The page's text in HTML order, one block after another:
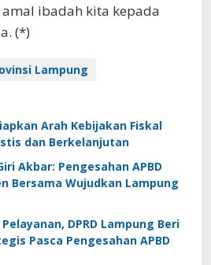
ibadah kita kepada
(*)
Lampung
Arah Kebijakan Fiskal
dan Berkelanjutan
Akbar: Pengesahan APBD
Bersama Wujudkan Lampung
DPRD Lampung Beri
Pasca Pengesahan APBD